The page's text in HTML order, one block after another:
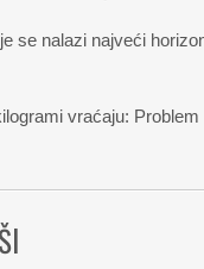
se nalazi najveći
vraćaju: Problem